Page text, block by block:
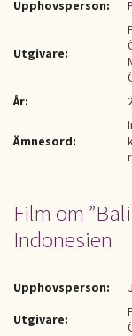
Upphovsperson:
Utgivare:
År:
Ämnesord:
Film om
Indonesien
Upphovsperson:
Utgivare: